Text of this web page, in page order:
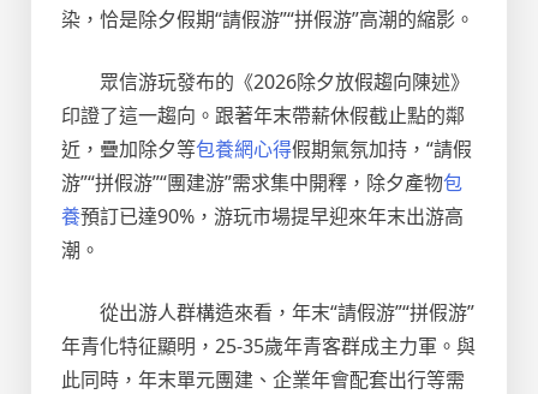
染，恰是除夕假期“請假游”“拼假游”高潮的縮影。
眾信游玩發布的《2026除夕放假趨向陳述》
印證了這一趨向。跟著年末帶薪休假截止點的鄰
近，疊加除夕等包養網心得假期氣氛加持，“請假
游”“拼假游”“團建游”需求集中開釋，除夕產物包
養預訂已達90%，游玩市場提早迎來年末出游高
潮。
從出游人群構造來看，年末“請假游”“拼假游”
年青化特征顯明，25-35歲年青客群成主力軍。與
此同時，年末單元團建、企業年會配套出行等需